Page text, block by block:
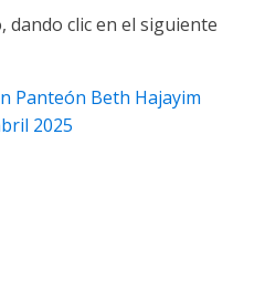
dando clic en el siguiente
Panteón Beth Hajayim
2025